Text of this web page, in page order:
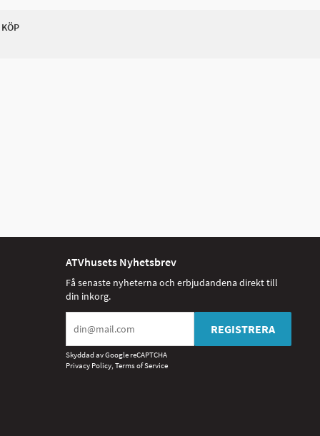
ATVhusets Nyhetsbrev
Få senaste nyheterna och erbjudandena direkt till
din inkorg.
REGISTRERA
Skyddad av Google reCAPTCHA
Privacy Policy, Terms of Service